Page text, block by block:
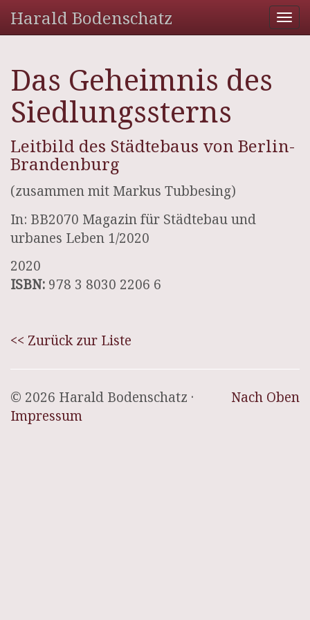
Harald Bodenschatz
Das Geheimnis des
Siedlungssterns
Leitbild des Städtebaus von Berlin-
Brandenburg
(zusammen mit Markus Tubbesing)
In: BB2070 Magazin für Städtebau und
urbanes Leben 1/2020
2020
ISBN: 978 3 8030 2206 6
<< Zurück zur Liste
Nach Oben
© 2026 Harald Bodenschatz ·
Impressum